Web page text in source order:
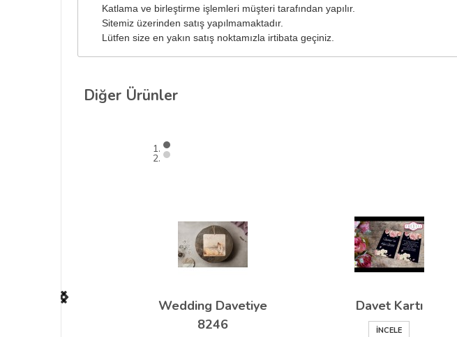
Katlama ve birleştirme işlemleri müşteri tarafından yapılır.
Sitemiz üzerinden satış yapılmamaktadır.
Lütfen size en yakın satış noktamızla irtibata geçiniz.
Diğer Ürünler
Wedding Davetiye
8246
Davet Kartı
İNCELE